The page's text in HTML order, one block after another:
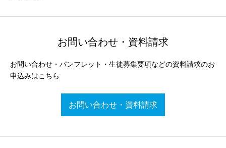
お問い合わせ・資料請求
お問い合わせ・パンフレット・生徒募集要項などの資料請求のお
申込みはこちら
お問い合わせ・資料請求